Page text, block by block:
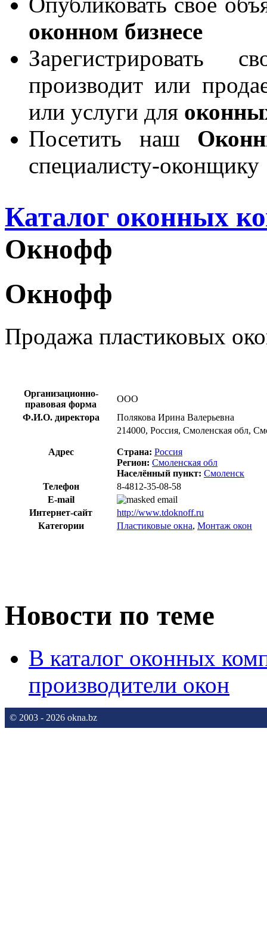
оконном бизнесе
производит или
или услуги для
Посетить наш
специалисту-оконщику
Каталог оконных
Окнофф
Окнофф
Продажа пластиковых
Организационно-
правовая форма
ООО
Ф.И.О. директора
Полякова Ирина Валерьевна
Адрес
214000, Россия, Смоленская обл,
Страна: Россия
Регион: Смоленская обл
Населённый пункт: Смоленск
Телефон
8-4812-35-08-58
E-mail
Интернет-сайт
http://www.tdoknoff.ru
Категории
Пластиковые окна, Монтаж окон
Новости по теме
В каталог оконных
производители окон
© 2003 - 2026 okna.bz